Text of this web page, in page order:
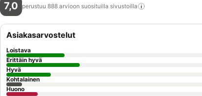
7,0 perustuu 888 arvioon suosituilla sivustoilla
Asiakasarvostelut
Loistava
Erittäin hyvä
Hyvä
Kohtalainen
Huono